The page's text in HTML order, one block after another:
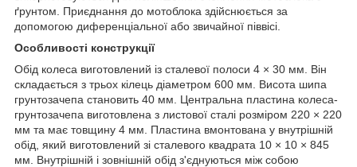
ґрунтом. Приєднання до мотоблока здійснюється за
допомогою диференціальної або звичайної піввісі.
Особливості конструкції
Обід колеса виготовлений із сталевої полоси 4 × 30 мм. Він
складається з трьох кілець діаметром 600 мм. Висота шипа
грунтозачепа становить 40 мм. Центральна пластина колеса-
грунтозачепа виготовлена ​​з листової сталі розміром 220 × 220
мм та має товщину 4 мм. Пластина вмонтована у внутрішній
обід, який виготовлений зі сталевого квадрата 10 × 10 × 845
мм. Внутрішній і зовнішній обід з'єднуються між собою